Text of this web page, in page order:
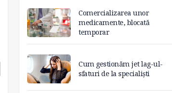
Comercializarea unor
medicamente, blocată
temporar
Cum gestionăm jet lag-ul-
sfaturi de la specialiști